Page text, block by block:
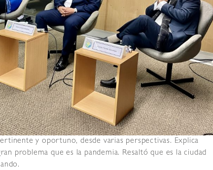
y oportuno, desde varias perspectivas. Explica
problema que es la pandemia. Resaltó que es la ciudad